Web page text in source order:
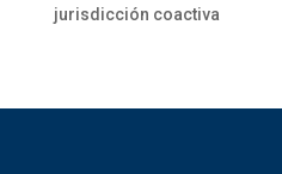
jurisdicción coactiva